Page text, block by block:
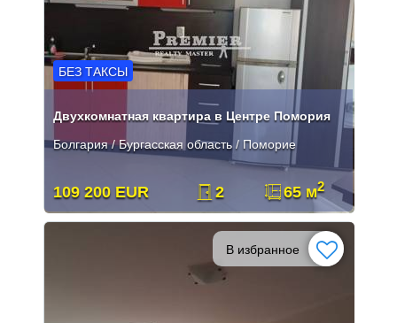
БЕЗ ТАКСЫ
Двухкомнатная квартира в Центре Помория
Болгария / Бургасская область / Поморие
109 200 EUR 2 65 м2
В избранное